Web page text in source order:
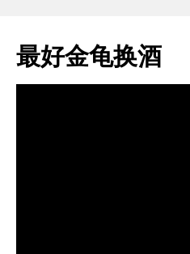
最好金龟换酒